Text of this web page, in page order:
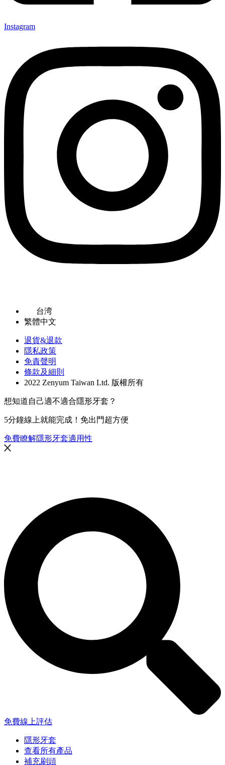
Instagram
台湾
繁體中文
退貨&退款
隱私政策
免責聲明
條款及細則
2022 Zenyum Taiwan Ltd. 版權所有
想知道自己適不適合隱形牙套？
5分鐘線上就能完成！免出門超方便
免費瞭解隱形牙套適用性
免費線上評估
隱形牙套
查看所有產品
補充刷頭